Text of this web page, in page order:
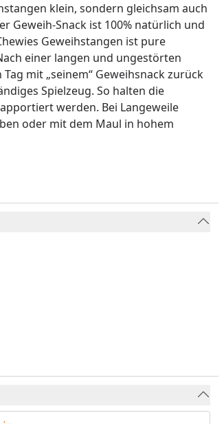
klein, sondern gleichsam auch
Geweih-Snack ist 100% natürlich und
Geweihstangen ist pure
einer langen und ungestörten
mit „seinem“ Geweihsnack zurück
Spielzeug. So halten die
werden. Bei Langeweile
oder mit dem Maul in hohem